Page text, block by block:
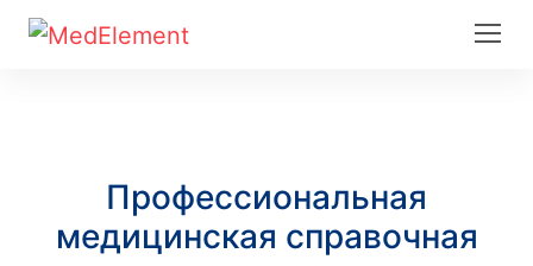
Профессиональная
медицинская справочная